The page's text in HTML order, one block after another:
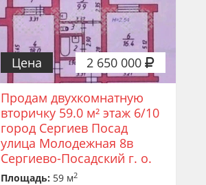
2 650 000
Цена
Продам двухкомнатную
вторичку 59.0 м² этаж 6/10
город Сергиев Посад
улица Молодежная 8в
Сергиево-Посадский г. о.
Площадь: 59 м2